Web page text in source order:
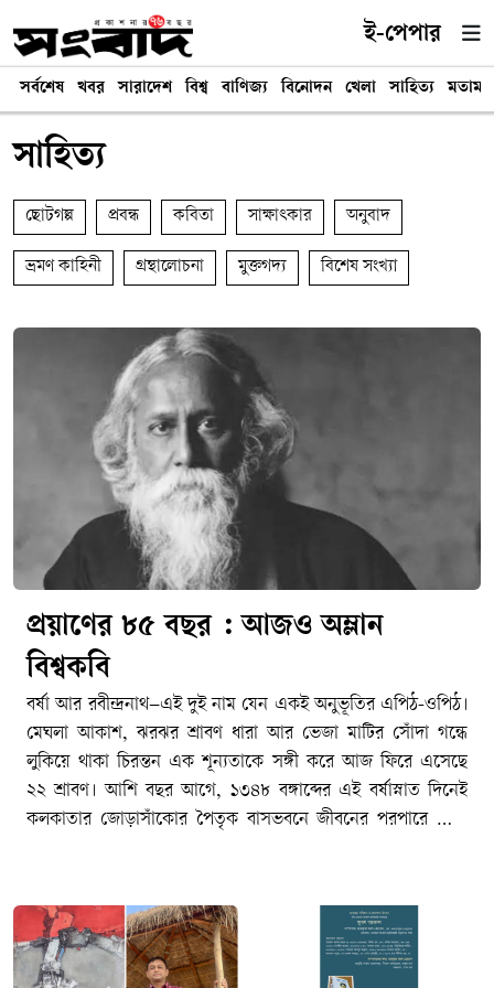
ই-পেপার
সর্বশেষ খবর সারাদেশ বিশ্ব বাণিজ্য বিনোদন খেলা সাহিত্য মতামত
সাহিত্য
ছোটগল্প প্রবন্ধ কবিতা সাক্ষাৎকার অনুবাদ
ভ্রমণ কাহিনী গ্রন্থালোচনা মুক্তগদ্য বিশেষ সংখ্যা
প্রয়াণের ৮৫ বছর : আজও অম্লান
বিশ্বকবি
বর্ষা আর রবীন্দ্রনাথ–এই দুই নাম যেন একই অনুভূতির এপিঠ-ওপিঠ।
মেঘলা আকাশ, ঝরঝর শ্রাবণ ধারা আর ভেজা মাটির সোঁদা গন্ধে
লুকিয়ে থাকা চিরন্তন এক শূন্যতাকে সঙ্গী করে আজ ফিরে এসেছে
২২ শ্রাবণ। আশি বছর আগে, ১৩৪৮ বঙ্গাব্দের এই বর্ষাস্নাত দিনেই
কলকাতার জোড়াসাঁকোর পৈতৃক বাসভবনে জীবনের পরপারে পাড়ি
গেলেও বাঙালির হৃদয়ে তিনি এতটুকু পুরোনো হননি। জীবনের
অনাবিল আনন্দ, গভীর বেদনা, বিরহ-মিলন কিংবা প্রার্থনা–মানুষের
মনস্তাত্ত্বিক প্রতিচ্ছবির প্রতিটি নিবিড় কোণে আজও তিনি একইভাবে